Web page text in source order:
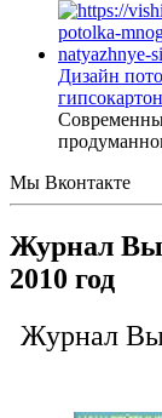
Дизайн
Мы Вконтакте
Журнал
2010 год
Журнал